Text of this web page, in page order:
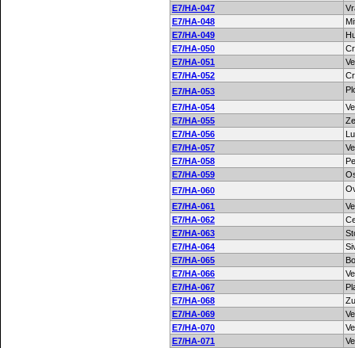
E7/HA-047
E7/HA-048
E7/HA-049
E7/HA-050
E7/HA-051
E7/HA-052
E7/HA-053
E7/HA-054
E7/HA-055
E7/HA-056
E7/HA-057
E7/HA-058
E7/HA-059
E7/HA-060
E7/HA-061
E7/HA-062
E7/HA-063
E7/HA-064
E7/HA-065
E7/HA-066
E7/HA-067
E7/HA-068
E7/HA-069
E7/HA-070
E7/HA-071